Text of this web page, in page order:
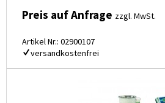
Preis auf Anfrage zzgl. MwSt.
Artikel Nr.: 02900107
versandkostenfrei